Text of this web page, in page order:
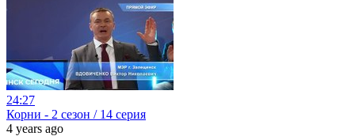
24:27
Корни - 2 сезон / 14 серия
4 years ago